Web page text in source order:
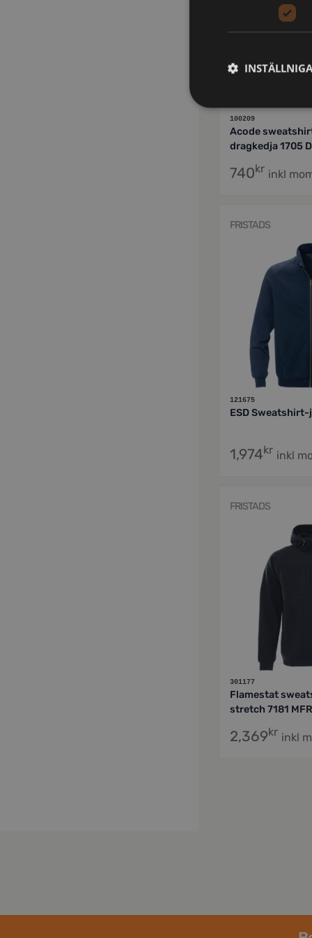
100209
Acode
dragkedja 1705
740kr inkl
FRISTADS
121675
ESD Sweatshirt-
1,974kr inkl
FRISTADS
301177
Flamestat
stretch 7181
2,369kr inkl